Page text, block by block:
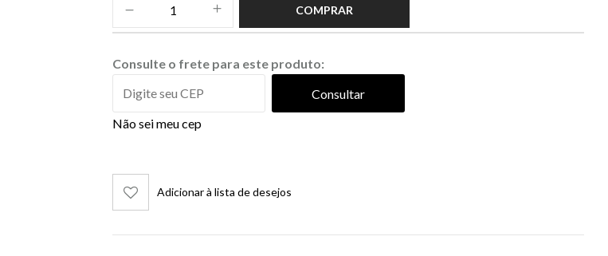
COMPRAR
Consulte o frete para este produto:
Consultar
Não sei meu cep
Adicionar à lista de desejos